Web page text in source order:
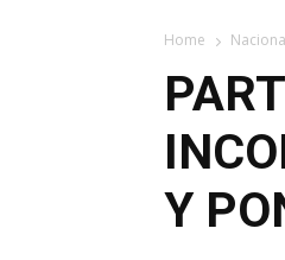
Home
Y